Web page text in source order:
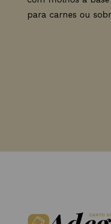
para carnes ou